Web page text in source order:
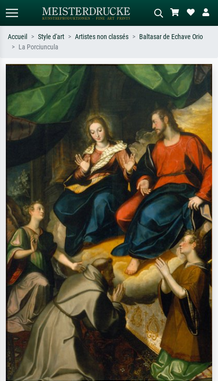
Recherchez par artiste, titre ou style –
ex. Monet, Nuit étoilée,
impressionnisme, vague de Hokusai,
nu.
Décrivez la scène – ex. prairie verte,
abstrait avec beaucoup de rouge,
tableau sombre, nu debout près d'un
Accueil Style d'art Artistes non classés
Baltasar de Echave Orio
La Porciuncula